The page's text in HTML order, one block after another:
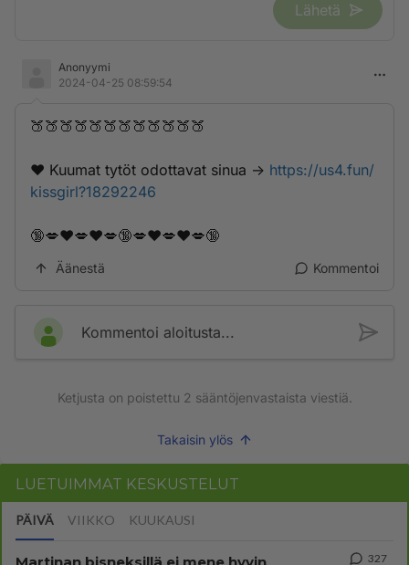
Lähetä
Anonyymi
2024-04-25 08:59:54
🍑🍑🍑🍑🍑🍑🍑🍑🍑🍑🍑🍑
❤️ K­­­u­u­­­m­­a­t­­­ ­t­y­t­ö­t­ ­o­d­­o­­t­­­t­a­­­v­­­­­a­­t­­­ ­­s­i­­n­­u­­­a­ -> https://us4.fun/
kissgirl?18292246
🔞💋❤️💋❤️💋🔞💋❤️💋❤️💋🔞
Äänestä Kommentoi
Kommentoi aloitusta...
Ketjusta on poistettu 2 sääntöjenvastaista viestiä.
Takaisin ylös
LUETUIMMAT KESKUSTELUT
PÄIVÄ VIIKKO KUUKAUSI
327